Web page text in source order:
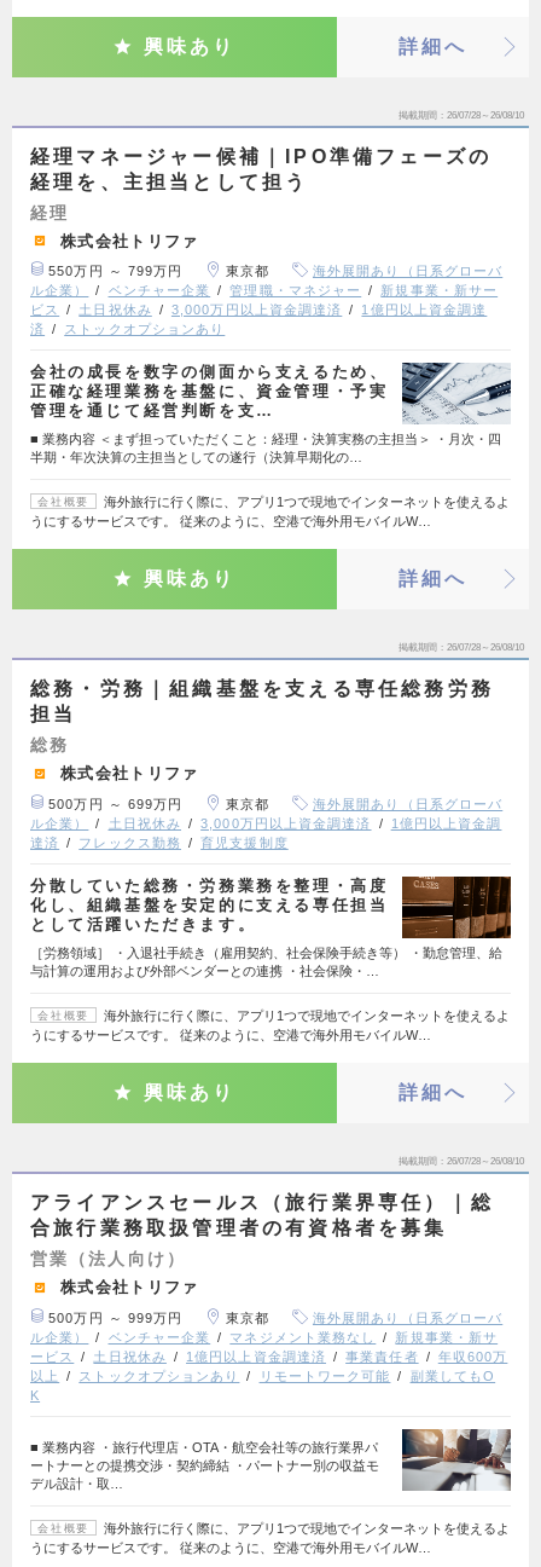
興味あり 詳細へ
掲載期間 26/07/28～26/08/10
経理マネージャー候補｜IPO準備フェーズの
経理を、主担当として担う
経理
株式会社トリファ
550万円 ～ 799万円 東京都
海外展開あり（日系グローバ
ル企業）
ベンチャー企業 管理職・マネジャー
新規事業・新サー
ビス
土日祝休み 3,000万円以上資金調達済
1億円以上資金調達
済
ストックオプションあり
会社の成長を数字の側面から支えるため、
正確な経理業務を基盤に、資金管理・予実
管理を通じて経営判断を支…
■ 業務内容 ＜まず担っていただくこと：経理・決算実務の主担当＞ ・月次・四
半期・年次決算の主担当としての遂行（決算早期化の…
会社概要
海外旅行に行く際に、アプリ1つで現地でインターネットを使えるよ
うにするサービスです。 従来のように、空港で海外用モバイルW…
興味あり 詳細へ
掲載期間 26/07/28～26/08/10
総務・労務｜組織基盤を支える専任総務労務
担当
総務
株式会社トリファ
500万円 ～ 699万円 東京都
海外展開あり（日系グローバ
ル企業）
土日祝休み 3,000万円以上資金調達済
1億円以上資金調
達済
フレックス勤務 育児支援制度
分散していた総務・労務業務を整理・高度
化し、組織基盤を安定的に支える専任担当
として活躍いただきます。
［労務領域］ ・入退社手続き（雇用契約、社会保険手続き等） ・勤怠管理、給
与計算の運用および外部ベンダーとの連携 ・社会保険・…
会社概要
海外旅行に行く際に、アプリ1つで現地でインターネットを使えるよ
うにするサービスです。 従来のように、空港で海外用モバイルW…
興味あり 詳細へ
掲載期間 26/07/28～26/08/10
アライアンスセールス（旅行業界専任）｜総
合旅行業務取扱管理者の有資格者を募集
営業（法人向け）
株式会社トリファ
500万円 ～ 999万円 東京都
海外展開あり（日系グローバ
ル企業）
ベンチャー企業 マネジメント業務なし
新規事業・新サ
ービス
土日祝休み 1億円以上資金調達済 事業責任者
年収600万
以上
ストックオプションあり リモートワーク可能
副業してもO
K
■ 業務内容 ・旅行代理店・OTA・航空会社等の旅行業界パ
ートナーとの提携交渉・契約締結 ・パートナー別の収益モ
デル設計・取…
会社概要
海外旅行に行く際に、アプリ1つで現地でインターネットを使えるよ
うにするサービスです。 従来のように、空港で海外用モバイルW…